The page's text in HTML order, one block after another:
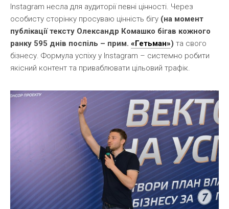
Instagram несла для аудиторії певні цінності. Через
особисту сторінку просуваю цінність бігу (на момент
публікації тексту Олександр Комашко бігав кожного
ранку 595 днів поспіль – прим. «Гетьман») та свого
бізнесу. Формула успіху у Instagram – системно робити
якісний контент та приваблювати цільовий трафік.